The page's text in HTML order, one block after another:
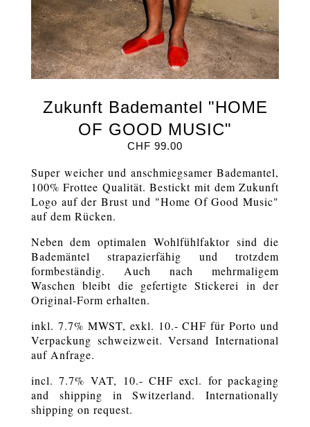
Zukunft Bademantel "HOME
OF GOOD MUSIC"
CHF 99.00
Super weicher und anschmiegsamer Bademantel,
100% Frottee Qualität. Bestickt mit dem Zukunft
Logo auf der Brust und "Home Of Good Music"
auf dem Rücken.
Neben dem optimalen Wohlfühlfaktor sind die
Bademäntel strapazierfähig und trotzdem
formbeständig. Auch nach mehrmaligem
Waschen bleibt die gefertigte Stickerei in der
Original-Form erhalten.
inkl. 7.7% MWST, exkl. 10.- CHF für Porto und
Verpackung schweizweit. Versand International
auf Anfrage.
incl. 7.7% VAT, 10.- CHF excl. for packaging
and shipping in Switzerland. Internationally
shipping on request.